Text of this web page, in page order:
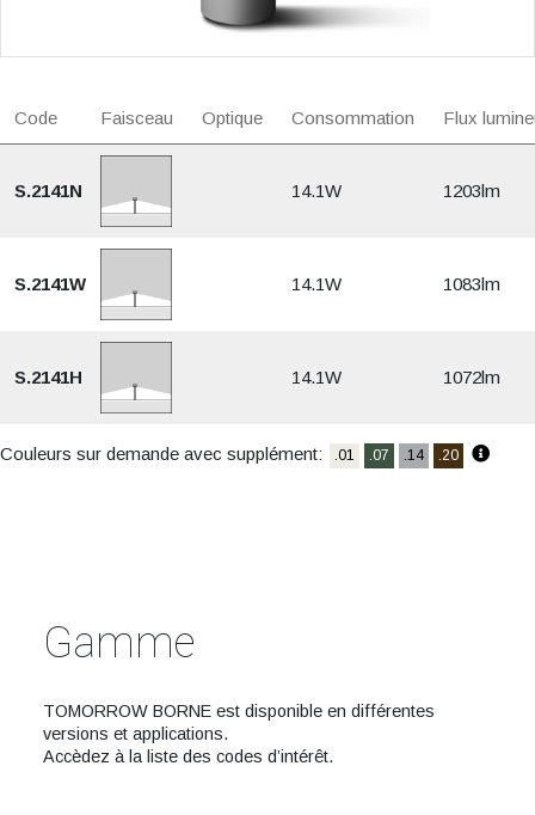
Code Faisceau Optique Consommation Flux
S.2141N 14.1W 1203lm
S.2141W 14.1W 1083lm
S.2141H 14.1W 1072lm
Couleurs sur demande avec supplément: .01 .07 .14 .20
Gamme
TOMORROW BORNE est disponible en différentes
versions et applications.
Accèdez à la liste des codes d’intérêt.